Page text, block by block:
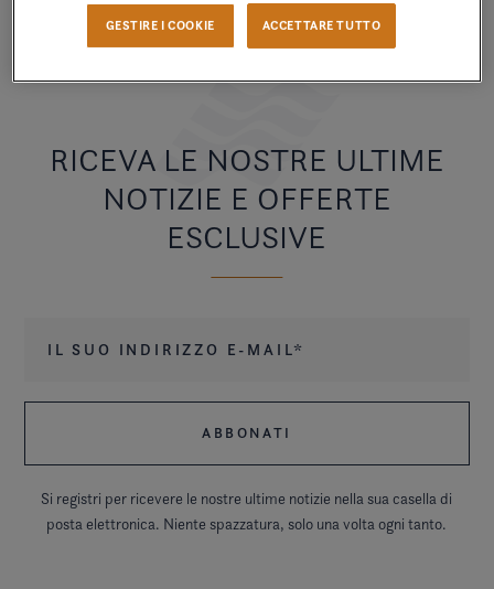
RICEVA LE NOSTRE ULTIME
NOTIZIE E OFFERTE
ESCLUSIVE
Si registri per ricevere le nostre ultime notizie nella sua casella di
posta elettronica. Niente spazzatura, solo una volta ogni tanto.
GESTIRE I COOKIE ACCETTARE TUTTO